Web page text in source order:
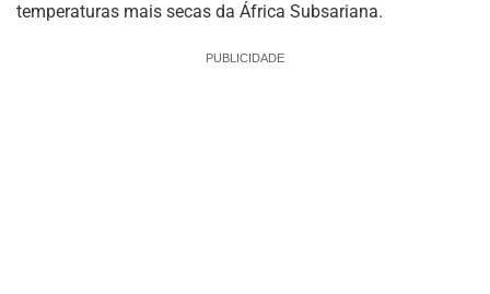
temperaturas mais secas da África Subsariana.
PUBLICIDADE